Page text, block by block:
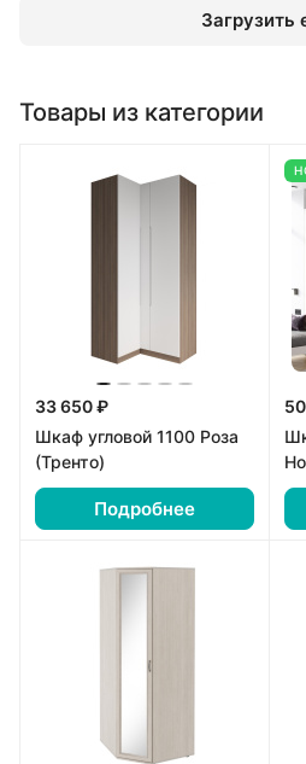
Загрузить
Товары из категории
33 650 ₽
Шкаф угловой 1100 Роза
(Тренто)
Подробнее